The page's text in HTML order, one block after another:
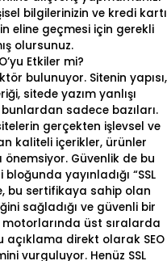
bilgilerinizin ve kredi kartı
eline geçmesi için gerekli
olursunuz.
Etkiler mi?
bulunuyor. Sitenin yapısı,
sitede yazım yanlışı
sadece bazıları.
gerçekten işlevsel ve
kaliteli içerikler, ürünler
önemsiyor. Güvenlik de bu
yayınladığı “SSL
bu sertifikaya sahip olan
sağladığı ve güvenli bir
üst sıralarda
açıklama direkt olarak SEO
vurguluyor. Henüz SSL